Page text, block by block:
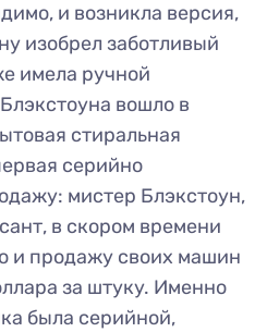
и возникла версия,
изобрел заботливый
имела ручной
вошло в
стиральная
серийно
мистер Блэкстоун,
в скором времени
и продажу своих машин
за штуку. Именно
была серийной,